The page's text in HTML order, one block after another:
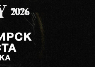
о цене